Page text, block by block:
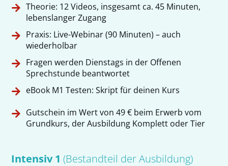
Theorie: 12 Videos, insgesamt ca. 45 Minuten,
lebenslanger Zugang
Praxis: Live-Webinar (90 Minuten) – auch
wiederholbar
Fragen werden Dienstags in der Offenen
Sprechstunde beantwortet
eBook M1 Testen: Skript für deinen Kurs
Gutschein im Wert von 49 € beim Erwerb vom
Grundkurs, der Ausbildung Komplett oder Tier
Intensiv 1 (Bestandteil der Ausbildung)